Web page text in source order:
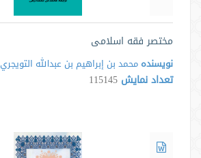
مختصر فقه اسلامی
نویسنده محمد بن إبراهيم بن عبدالله التويجري
تعداد نمایش 115145